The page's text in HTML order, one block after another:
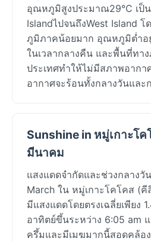
อุณหภูมิสูงประมาณ29°C เป็น
IslandไปจนถึงWest Island
ภูมิภาคน้อยมาก อุณหภูมิต่ำอ
ในเวลากลางคืน และพื้นที่ทา
ประเทศทำให้ไม่มีสภาพอากา
อากาศจะร้อนทั้งกลางวันและ
Sunshine in หมู่เกาะโ
มีนาคม
แสงแดดจำกัดและช่วงกลาง
March ใน หมู่เกาะโคโคส (คี
มีแสงแดดโดยตรงเฉลี่ยเพียง
อาทิตย์ขึ้นระหว่าง 6:05 am
ครึ้มและมีเมฆมากนี้สอดคล้อ